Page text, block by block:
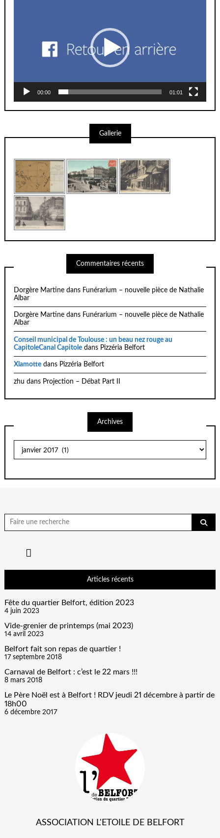
00:00 01:01
Gallerie
Commentaires récents
Dorgère Martine dans Funérarium – nouvelle pièce de Nathalie
Albar
Dorgère Martine dans Funérarium – nouvelle pièce de Nathalie
Albar
Conseil municipal de Toulouse : un beau nez rouge au
CapitoleCanal Capitole dans Pizzéria Belfort
Xlamotte dans Pizzéria Belfort
zhu dans Projection – Débat Part II
Archives
Chercher
pour:
Articles récents
Fête du quartier Belfort, édition 2023
4 juin 2023
Vide-grenier de printemps (mai 2023)
14 avril 2023
Belfort fait son repas de quartier !
17 septembre 2018
Carnaval de Belfort : c’est le 22 mars !!!
8 mars 2018
Le Père Noël est à Belfort ! RDV jeudi 21 décembre à partir de
18h00
6 décembre 2017
ASSOCIATION L'ETOILE DE BELFORT